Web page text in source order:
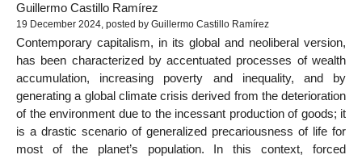
Guillermo Castillo Ramírez
19 December 2024, posted by Guillermo Castillo Ramírez
Contemporary capitalism, in its global and neoliberal version,
has been characterized by accentuated processes of wealth
accumulation, increasing poverty and inequality, and by
generating a global climate crisis derived from the deterioration
of the environment due to the incessant production of goods; it
is a drastic scenario of generalized precariousness of life for
most of the planet’s population. In this context, forced